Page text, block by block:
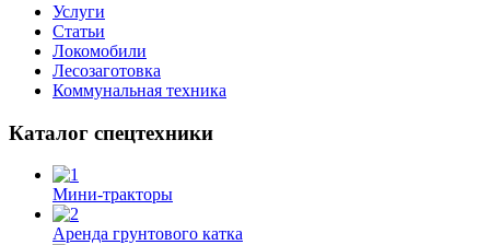
Услуги
Статьи
Локомобили
Лесозаготовка
Коммунальная техника
Каталог спецтехники
Мини-тракторы
Аренда грунтового катка